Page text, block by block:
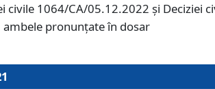
civile 1064/CA/05.12.2022 și Deciziei
pronunțate în dosar